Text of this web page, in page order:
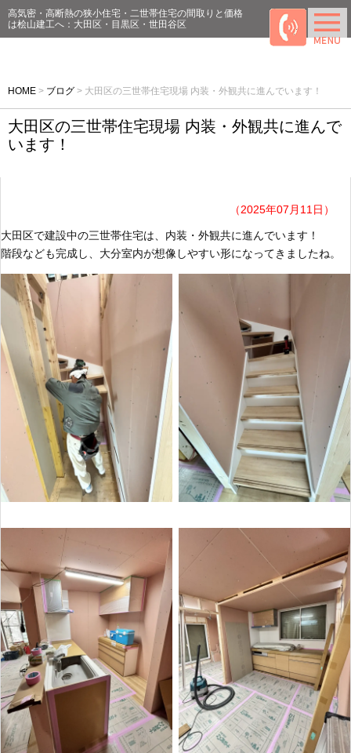
高気密・高断熱の狭小住宅・二世帯住宅の間取りと価格
は桧山建工へ：大田区・目黒区・世田谷区
HOME > ブログ > 大田区の三世帯住宅現場 内装・外観共に進んでいます！
大田区の三世帯住宅現場 内装・外観共に進んで
います！
（2025年07月11日）
大田区で建設中の三世帯住宅は、内装・外観共に進んでいます！
階段なども完成し、大分室内が想像しやすい形になってきましたね。